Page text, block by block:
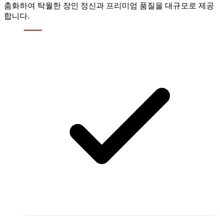
춤화하여 탁월한 장인 정신과 프리미엄 품질을 대규모로 제공
합니다.